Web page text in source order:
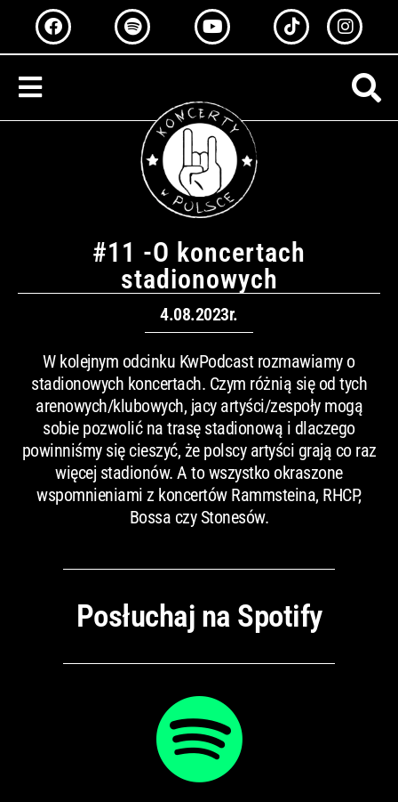
Przejdź F
a
c
o
S
p
o
y
Y
o
u
b
e
T
i
k
I
n
s
r
#11 -O koncertach
stadionowych
4.08.2023r.
W kolejnym odcinku KwPodcast rozmawiamy o
stadionowych koncertach. Czym różnią się od tych
arenowych/klubowych, jacy artyści/zespoły mogą
sobie pozwolić na trasę stadionową i dlaczego
powinniśmy się cieszyć, że polscy artyści grają co raz
więcej stadionów. A to wszystko okraszone
wspomnieniami z koncertów Rammsteina, RHCP,
Bossa czy Stonesów.
Posłuchaj na Spotify